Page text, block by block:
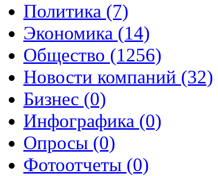
Политика (7)
Экономика (14)
Общество (1256)
Новости компаний (32)
Бизнес (0)
Инфографика (0)
Опросы (0)
Фотоотчеты (0)